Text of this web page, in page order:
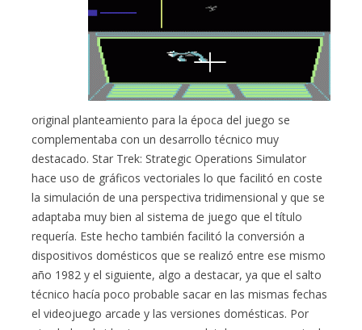
original planteamiento para la época del juego se
complementaba con un desarrollo técnico muy
destacado. Star Trek: Strategic Operations Simulator
hace uso de gráficos vectoriales lo que facilitó en coste
la simulación de una perspectiva tridimensional y que se
adaptaba muy bien al sistema de juego que el título
requería. Este hecho también facilitó la conversión a
dispositivos domésticos que se realizó entre ese mismo
año 1982 y el siguiente, algo a destacar, ya que el salto
técnico hacía poco probable sacar en las mismas fechas
el videojuego arcade y las versiones domésticas. Por